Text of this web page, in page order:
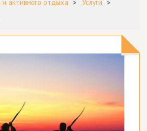
активного отдыха
Услуги